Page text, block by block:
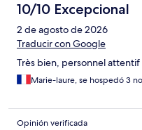
10/10 Excepcional
2 de agosto de 2026
Traducir con Google
Très bien, personnel
Marie-laure, se hospedó 3
Opinión verificada